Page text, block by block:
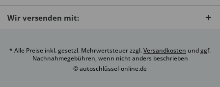
Wir versenden mit:
* Alle Preise inkl. gesetzl. Mehrwertsteuer zzgl.Versandkosten und ggf.
Nachnahmegebühren, wenn nicht anders beschrieben
© autoschlüssel-online.de